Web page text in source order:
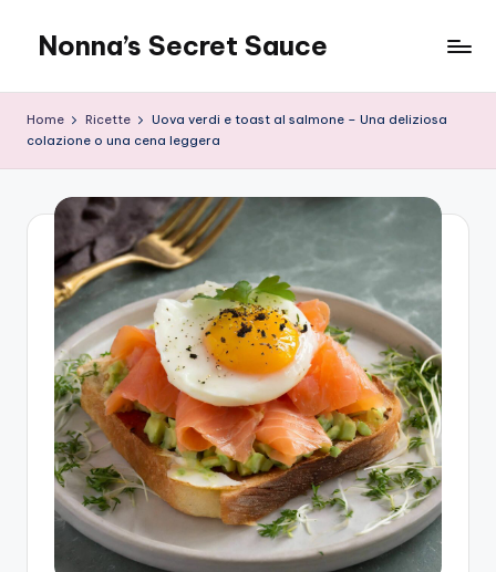
content
Nonna’s Secret Sauce
Home Ricette
Uova verdi e toast al salmone – Una deliziosa
colazione o una cena leggera